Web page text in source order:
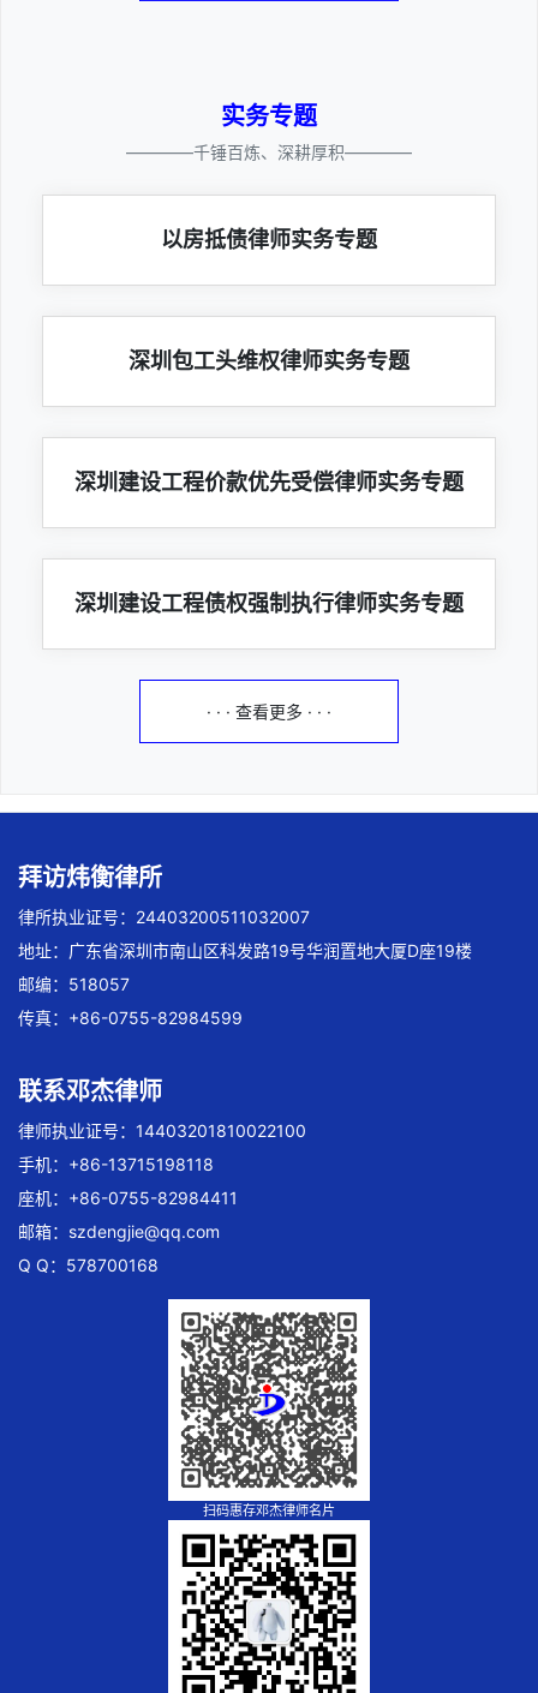
实务专题
————千锤百炼、深耕厚积————
以房抵债律师实务专题
深圳包工头维权律师实务专题
深圳建设工程价款优先受偿律师实务专题
深圳建设工程债权强制执行律师实务专题
· · · 查看更多 · · ·
拜访炜衡律所
律所执业证号：24403200511032007
地址：广东省深圳市南山区科发路19号华润置地大厦D座19楼
邮编：518057
传真：+86-0755-82984599
联系邓杰律师
律师执业证号：14403201810022100
手机：+86-13715198118
座机：+86-0755-82984411
邮箱： szdengjie@qq.com
Q Q：578700168
扫码惠存邓杰律师名片